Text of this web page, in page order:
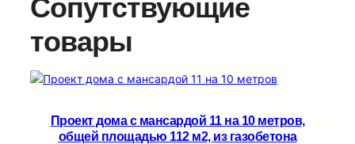
Сопутствующие
товары
Проект дома с мансардой 11 на 10 метров,
общей площадью 112 м2, из газобетона